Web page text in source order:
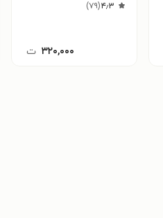
۴٫۳(۷۹)
۳۲۰,۰۰۰ ت